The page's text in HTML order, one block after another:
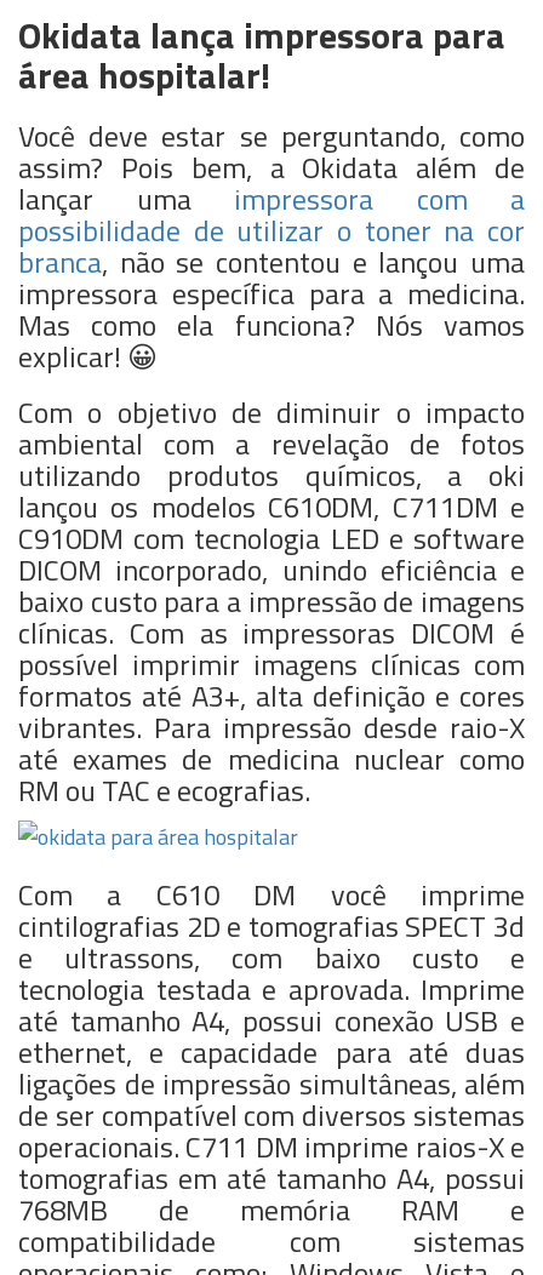
Okidata lança impressora para
área hospitalar!
Você deve estar se perguntando, como
assim? Pois bem, a Okidata além de
lançar uma impressora com a
possibilidade de utilizar o toner na cor
branca, não se contentou e lançou uma
impressora específica para a medicina.
Mas como ela funciona? Nós vamos
explicar! 😀
Com o objetivo de diminuir o impacto
ambiental com a revelação de fotos
utilizando produtos químicos, a oki
lançou os modelos C610DM, C711DM e
C910DM com tecnologia LED e software
DICOM incorporado, unindo eficiência e
baixo custo para a impressão de imagens
clínicas. Com as impressoras DICOM é
possível imprimir imagens clínicas com
formatos até A3+, alta definição e cores
vibrantes. Para impressão desde raio-X
até exames de medicina nuclear como
RM ou TAC e ecografias.
Com a C610 DM você imprime
cintilografias 2D e tomografias SPECT 3d
e ultrassons, com baixo custo e
tecnologia testada e aprovada. Imprime
até tamanho A4, possui conexão USB e
ethernet, e capacidade para até duas
ligações de impressão simultâneas, além
de ser compatível com diversos sistemas
operacionais. C711 DM imprime raios-X e
tomografias em até tamanho A4, possui
768MB de memória RAM e
compatibilidade com sistemas